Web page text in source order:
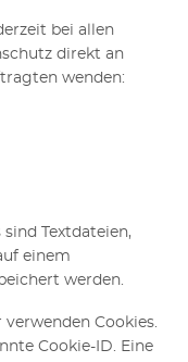
bei allen
direkt an
wenden:
Textdateien,
einem
werden.
Cookies.
Cookie-ID. Eine